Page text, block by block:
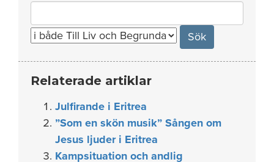
for:
Relaterade artiklar
Julfirande i Eritrea
”Som en skön musik” Sången om
Jesus ljuder i Eritrea
Kampsituation och andlig